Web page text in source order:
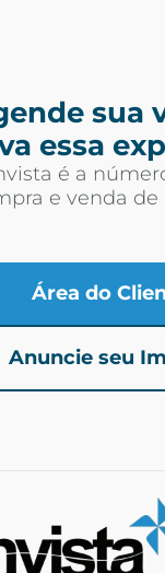
sua
essa
é a
e venda de
Área do
Anuncie seu